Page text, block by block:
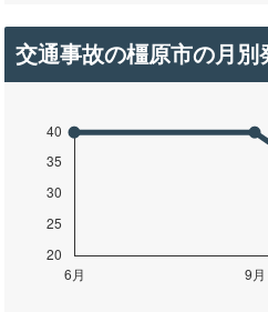
交通事故の橿原市の月別